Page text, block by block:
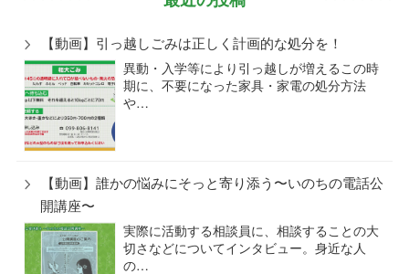
【動画】引っ越しごみは正しく計画的な処分を！
異動・入学等により引っ越しが増えるこの時
期に、不要になった家具・家電の処分方法
や…
【動画】誰かの悩みにそっと寄り添う〜いのちの電話公
開講座〜
実際に活動する相談員に、相談することの大
切さなどについてインタビュー。身近な人
の…